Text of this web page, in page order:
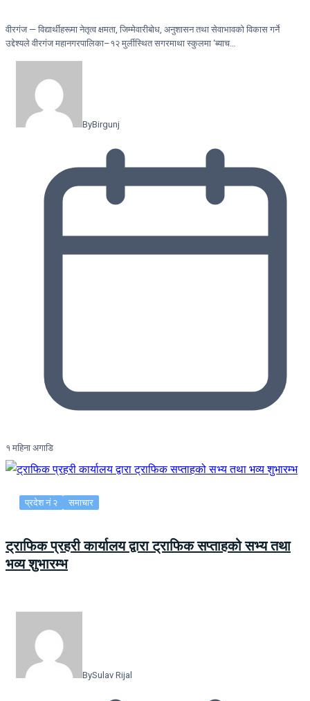
वीरगंज — विद्यार्थीहरूमा नेतृत्व क्षमता, जिम्मेवारीबोध, अनुशासन तथा सेवाभावको विकास गर्ने
उद्देश्यले वीरगंज महानगरपालिका–१२ मुर्लीस्थित सगरमाथा स्कुलमा ‘ब्याच…
ByBirgunj
१ महिना अगाडि
प्रदेश नं २ समाचार
ट्राफिक प्रहरी कार्यालय द्वारा ट्राफिक सप्ताहको सभ्य तथा
भव्य शुभारम्भ
BySulav Rijal